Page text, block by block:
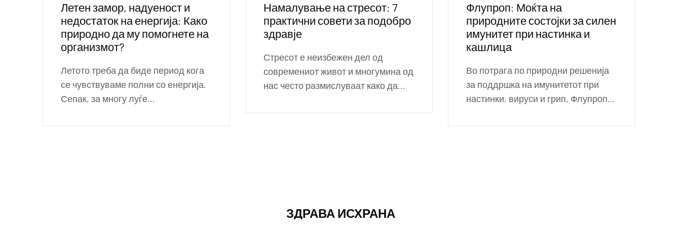
Летен замор, надуеност и
недостаток на енергија: Како
природно да му помогнете на
организмот?
Летото треба да биде период кога
се чувствуваме полни со енергија.
Сепак, за многу луѓе...
Намалување на стресот: 7
практични совети за подобро
здравје
Стресот е неизбежен дел од
современиот живот и многумина од
нас често размислуваат како да...
Флупроп: Моќта на
природните состојки за силен
имунитет при настинка и
кашлица
Во потрага по природни решенија
за поддршка на имунитетот при
настинки, вируси и грип, Флупроп...
ЗДРАВА ИСХРАНА